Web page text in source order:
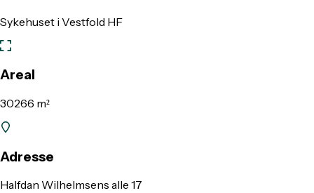
Sykehuset i Vestfold HF
Areal
30266 m²
Adresse
Halfdan Wilhelmsens alle 17